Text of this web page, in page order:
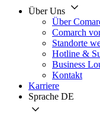
Über Uns
Über
Comarch
Standorte
Hotline &
Business
Kontakt
Karriere
Sprache DE